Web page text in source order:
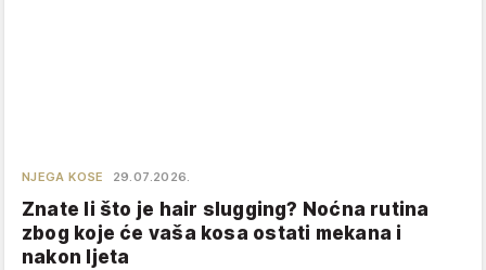
NJEGA KOSE 29.07.2026.
Znate li što je hair slugging? Noćna rutina
zbog koje će vaša kosa ostati mekana i
nakon ljeta